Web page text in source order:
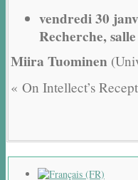
vendredi 30
Recherche,
Miira Tuominen
« On Intellect’s